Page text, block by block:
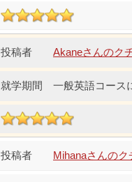
Akaneさんのク
一般英語コース
Mihanaさんのク